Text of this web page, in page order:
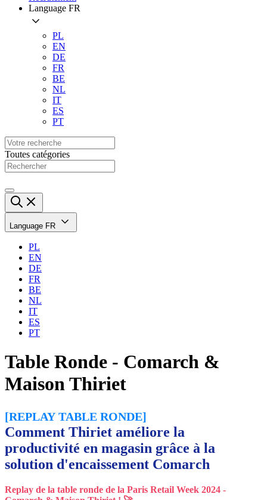
Language FR
PL
EN
DE
FR
BE
NL
IT
ES
PT
Toutes catégories
Language FR
PL
EN
DE
FR
BE
NL
IT
ES
PT
Table Ronde - Comarch &
Maison Thiriet
[REPLAY TABLE RONDE]
Comment Thiriet améliore la
productivité en magasin grâce à la
solution d'encaissement Comarch
Replay de la table ronde de la Paris Retail Week 2024 -